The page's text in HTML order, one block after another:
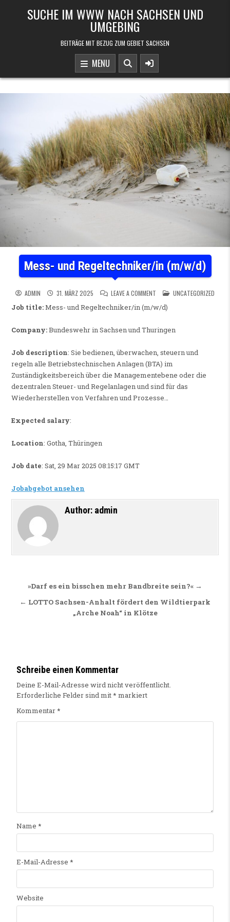
SUCHE IM WWW NACH SACHSEN UND
UMGEBING
BEITRÄGE MIT BEZUG ZUM GEBIET SACHSEN
MENU
Mess- und Regeltechniker/in (m/w/d)
ADMIN 31. MÄRZ 2025 LEAVE A COMMENT ON MESS- UND
POSTED IN
UNCATEGORIZED
Job title:Mess- und Regeltechniker/in (m/w/d)
Company:Bundeswehr in Sachsen und Thuringen
Job description: Sie bedienen, überwachen, steuern und
regeln alle Betriebstechnischen Anlagen (BTA) im
Zuständigkeitsbereich über die Managementebene oder die
dezentralen Steuer- und Regelanlagen und sind für das
Wiederherstellen von Verfahren und Prozesse…
Expected salary:
Location: Gotha, Thüringen
Job date: Sat, 29 Mar 2025 08:15:17 GMT
Jobabgebot ansehen
Author: admin
Beitragsnavigation
»Darf es ein bisschen mehr Bandbreite sein?« →
← LOTTO Sachsen-Anhalt fördert den Wildtierpark
„Arche Noah“ in Klötze
Schreibe einen Kommentar
Deine E-Mail-Adresse wird nicht veröffentlicht.
Erforderliche Felder sind mit* markiert
Kommentar*
Name *
E-Mail-Adresse *
Website